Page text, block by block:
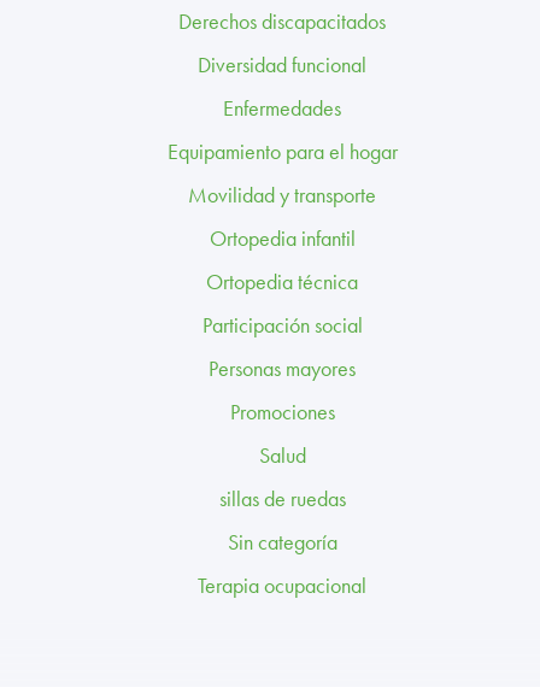
CONTACTO
CANAL ÉTICO
Derechos discapacitados
Diversidad funcional
Enfermedades
Equipamiento para el hogar
Movilidad y transporte
Ortopedia infantil
Ortopedia técnica
Participación social
Personas mayores
Promociones
Salud
sillas de ruedas
Sin categoría
Terapia ocupacional